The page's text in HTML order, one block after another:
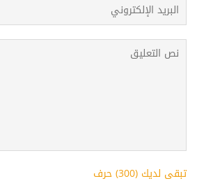
تبقى لديك (300) حرف